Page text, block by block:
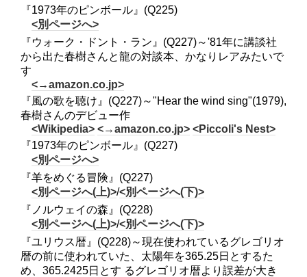
『1973年のピンボール』(Q225)
<別ページへ>
『ウォーク・ドント・ラン』(Q227)～'81年に講談社
から出た春樹さんと龍の対談本、かなりレアみたいで
す
<→amazon.co.jp>
『風の歌を聴け』(Q227)～"Hear the wind sing"(1979),
春樹さんのデビュー作
<Wikipedia> <→amazon.co.jp> <Piccoli's Nest>
『1973年のピンボール』(Q227)
<別ページへ>
『羊をめぐる冒険』(Q227)
<別ページへ(上)>/<別ページへ(下)>
『ノルウェイの森』(Q228)
<別ページへ(上)>/<別ページへ(下)>
『ユリウス暦』(Q228)～現在使われているグレゴリオ
暦の前に使われていた、太陽年を365.25日とするた
め、365.2425日とす るグレゴリオ暦より誤差が大き